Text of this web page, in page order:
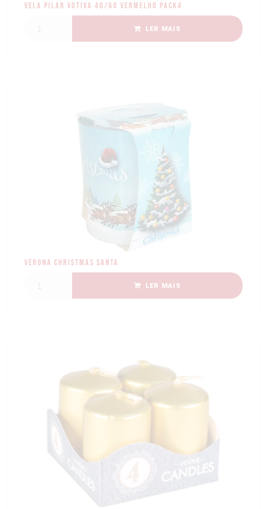
Vela Pilar Votiva 40/60 Vermelho Pack4
LER MAIS
Verona Christmas Santa
LER MAIS